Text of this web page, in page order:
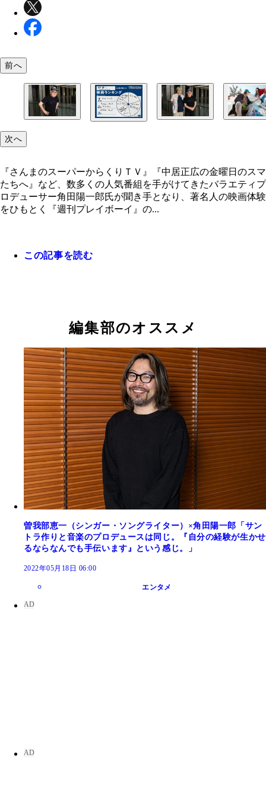
前へ
次へ
『さんまのスーパーからくりＴＶ』『中居正広の金曜日のスマ
たちへ』など、数多くの人気番組を手がけてきたバラエティプ
ロデューサー角田陽一郎氏が聞き手となり、著名人の映画体験
をひもとく『週刊プレイボーイ』の...
この記事を読む
編集部のオススメ
曽我部恵一（シンガー・ソングライター）×角田陽一郎「サン
トラ作りと音楽のプロデュースは同じ。『自分の経験が生かせ
るならなんでも手伝います』という感じ。」
2022年05月18日 06:00
エンタメ